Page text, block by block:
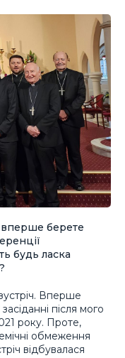
берете
будь ласка
Вперше
після мого
року. Проте,
обмеження
відбувалася